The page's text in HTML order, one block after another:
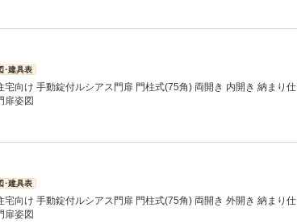
･建具表
宅向け 手動錠付ルシアス門扉 門柱式(75角) 両開き 内開き 納まり仕
扉姿図
･建具表
宅向け 手動錠付ルシアス門扉 門柱式(75角) 両開き 外開き 納まり仕
扉姿図